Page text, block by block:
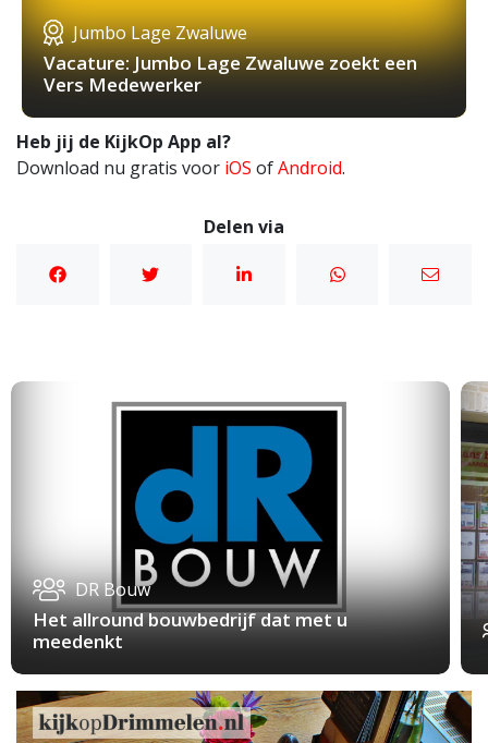
Jumbo Lage Zwaluwe
Vacature: Jumbo Lage Zwaluwe zoekt een
Vers Medewerker
Heb jij de KijkOp App al?
Download nu gratis voor iOS ofAndroid.
Delen via
DR Bouw
Het allround bouwbedrijf dat met u
meedenkt